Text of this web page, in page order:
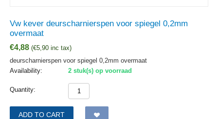
Vw kever deurscharnierspen voor spiegel 0,2mm
overmaat
€4,88 (€5,90 inc tax)
deurscharnierspen voor spiegel 0,2mm overmaat
Availability:
2 stuk(s) op voorraad
Quantity:
ADD TO CART